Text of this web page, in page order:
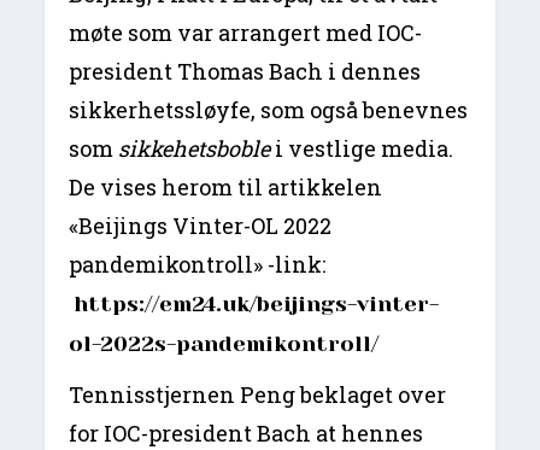
møte som var arrangert med IOC-
president Thomas Bach i dennes
sikkerhetssløyfe, som også benevnes
som sikkehetsboblei vestlige media.
De vises herom til artikkelen
«Beijings Vinter-OL 2022
pandemikontroll» -link:
https://em24.uk/beijings-vinter-
ol-2022s-pandemikontroll/
Tennisstjernen Peng beklaget over
for IOC-president Bach at hennes